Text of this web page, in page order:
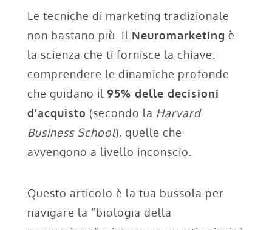
Le tecniche di marketing tradizionale
non bastano più. Il Neuromarketing è
la scienza che ti fornisce la chiave:
comprendere le dinamiche profonde
che guidano il 95% delle decisioni
d’acquisto (secondo la Harvard
Business School), quelle che
avvengono a livello inconscio.
Questo articolo è la tua bussola per
navigare la “biologia della